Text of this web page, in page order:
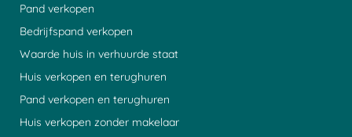
Pand verkopen
Bedrijfspand verkopen
Waarde huis in verhuurde staat
Huis verkopen en terughuren
Pand verkopen en terughuren
Huis verkopen zonder makelaar